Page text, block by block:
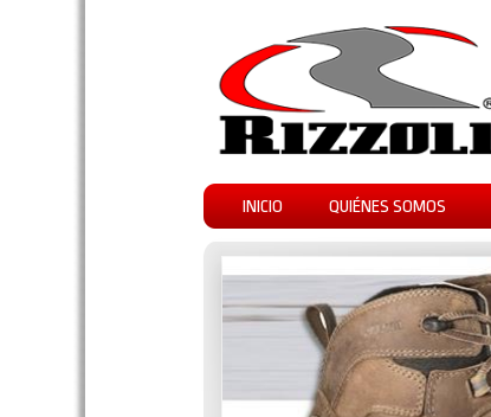
INICIO QUIÉNES SOMOS